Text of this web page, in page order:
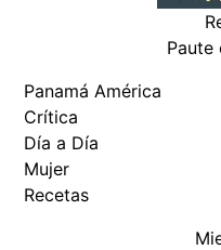
Paute
Panamá América
Crítica
Día a Día
Mujer
Recetas